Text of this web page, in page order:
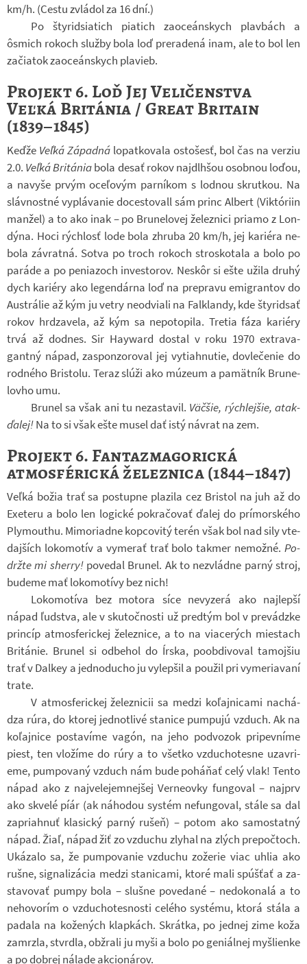
km/h. (Cestu zvlá­dol za 16 dní.)
Po šty­rid­si­a­tich pi­a­tich za­o­ce­án­skych plav­bách a
ôsmich rokoch služby bola loď pre­ra­dená inam, ale to bol len
za­či­a­tok za­o­ce­án­skych pla­vieb.
Projekt 6. Loď Jej Veličenstva
Veľká Británia / Great Britain
(1839–1845)
Keďže Veľká Zá­padná lo­pat­ko­vala osto­šesť, bol čas na ver­ziu
2.0. Veľká Bri­tá­niabola desať rokov na­jdlh­šou osob­nou loďou,
a na­vyše prvým oceľovým par­ní­kom s lod­nou skrut­kou. Na
sláv­nostné vy­plá­va­nie do­ces­to­vall sám princ Al­bert (Vik­tó­riin
man­žel) a to ako inak – po Bru­ne­lo­vej že­lez­nici pri­amo z Lon­
dýna. Hoci rých­losť lode bola zhruba 20 km/h, jej ka­ri­éra ne­
bola zá­vratná. Sotva po troch rokoch strosko­tala a bolo po
pa­ráde a po pe­ni­a­zoch in­ves­to­rov. Neskôr si ešte užila druhý
dych ka­ri­éry ako le­gen­dárna loď na pre­pravu emi­gran­tov do
Aus­trá­lie až kým ju vetry ne­od­vi­ali na Falklandy, kde šty­rid­sať
rokov hr­d­za­vela, až kým sa ne­po­to­pila. Tretia fáza ka­ri­éry
trvá až dodnes. Sir Ha­y­ward do­stal v roku 1970 ex­tra­va­
gantný nápad, za­spon­zo­ro­val jej vy­ti­ahnu­tie, do­vle­če­nie do
rod­ného Bris­tolu. Teraz slúži ako múzeum a pamätník Bru­ne­
lo­vho umu.
Bru­nel sa však ani tu ne­za­sta­vil. Väčšie, rých­lej­šie, atak­
ďa­lej!Na to si však ešte musel dať istý ná­vrat na zem.
Projekt 6. Fantazmagorická
atmosférická železnica (1844–1847)
Veľká božia trať sa po­stupne pla­zila cez Bris­tol na juh až do
Exe­teru a bolo len lo­gické po­kra­čo­vať ďalej do prí­mor­ského
Plymou­thu. Mi­mo­ri­a­dne kop­co­vitý terén však bol nad sily vte­
daj­ších lo­ko­mo­tív a vy­me­rať trať bolo takmer ne­možné. Po­
držte mi sherry!po­ve­dal Bru­nel. Ak to ne­zvládne parný stroj,
bu­deme mať lo­ko­mo­tívy bez nich!
Lo­ko­mo­tíva bez mo­tora síce ne­vy­zerá ako naj­lepší
nápad ľud­stva, ale v sku­toč­nosti už pred­tým bol v pre­vá­dzke
prin­cíp at­mos­fe­ric­kej že­lez­nice, a to na vi­a­ce­rých miestach
Bri­tá­nie. Bru­nel si od­be­hol do Írska, po­ob­di­vo­val ta­mo­j­šiu
trať v Dal­key a jed­no­du­cho ju vy­lep­šil a po­užil pri vy­me­ria­vaní
trate.
V at­mos­fe­ric­kej že­lez­ni­cii sa medzi koľaj­ni­cami na­chá­
dza rúra, do kto­rej jed­not­livé sta­nice pum­pujú vzduch. Ak na
koľaj­nice po­sta­víme vagón, na jeho pod­vo­zok pri­pev­níme
piest, ten vlo­žíme do rúry a to všetko vzdu­cho­tesne uza­vri­
eme, pum­po­vaný vzduch nám bude po­háňať celý vlak! Tento
nápad ako z naj­ve­le­jem­nej­šej Ver­ne­ovky fun­go­val – naj­prv
ako skvelé píár (ak ná­ho­dou sys­tém ne­fun­go­val, stále sa dal
za­pri­ahnuť kla­sický parný rušeň) – potom ako sa­mo­statný
nápad. Žiaľ, nápad žiť zo vzdu­chu zly­hal na zlých pre­poč­toch.
Uká­zalo sa, že pum­po­va­nie vzdu­chu zo­že­rie viac uhlia ako
rušne, sig­na­li­zá­cia medzi sta­ni­cami, ktoré mali sp­úšťať a za­
sta­vo­vať pumpy bola – slušne po­ve­dané – ne­do­ko­nalá a to
ne­ho­vorím o vzdu­cho­tes­nosti ce­lého sys­tému, ktorá stála a
pa­dala na ko­že­ných klap­kách. Skrátka, po jed­nej zime koža
za­mrzla, stvrdla, ob­žrali ju myši a bolo po ge­ni­ál­nej myšli­enke
a po dob­rej ná­lade ak­ci­o­ná­rov.